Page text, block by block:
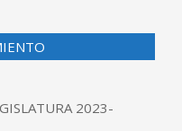
2023-